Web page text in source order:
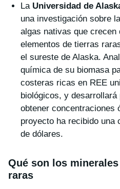
La Universidad de
una investigación sobre
algas nativas que crecen
elementos de tierras
el sureste de Alaska.
química de su biomasa
costeras ricas en REE
biológicos, y
obtener concentraciones
proyecto ha recibido una
de dólares.
Qué son los
raras